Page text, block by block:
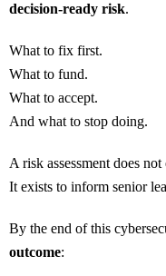
decision-ready risk.
What to fix first.
What to fund.
What to accept.
And what to stop doing.
A risk assessment does
It exists to inform senior
By the end of this
outcome: